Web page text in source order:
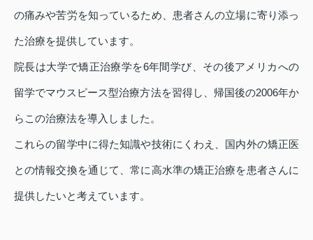
の痛みや苦労を知っているため、患者さんの立場に寄り添っ
た治療を提供しています。
院長は大学で矯正治療学を6年間学び、その後アメリカへの
留学でマウスピース型治療方法を習得し、帰国後の2006年か
らこの治療法を導入しました。
これらの留学中に得た知識や技術にくわえ、国内外の矯正医
との情報交換を通じて、常に高水準の矯正治療を患者さんに
提供したいと考えています。